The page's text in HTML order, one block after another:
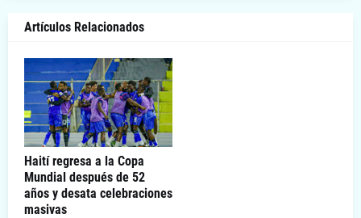
Artículos Relacionados
Haití regresa a la Copa
Mundial después de 52
años y desata celebraciones
masivas